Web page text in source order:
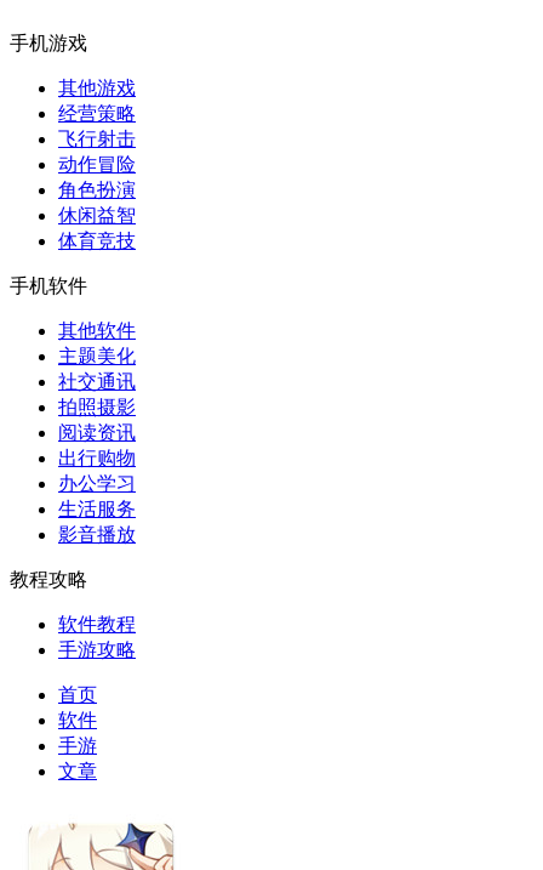
手机游戏
其他游戏
经营策略
飞行射击
动作冒险
角色扮演
休闲益智
体育竞技
手机软件
其他软件
主题美化
社交通讯
拍照摄影
阅读资讯
出行购物
办公学习
生活服务
影音播放
教程攻略
软件教程
手游攻略
首页
软件
手游
文章